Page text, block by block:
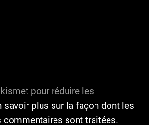
pour réduire les
savoir plus sur la façon dont les
commentaires sont traitées.